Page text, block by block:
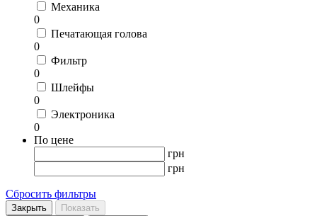
Механика
0
Печатающая голова
0
Фильтр
0
Шлейфы
0
Электроника
0
По цене
грн
грн
Сбросить фильтры
Закрыть
Показать